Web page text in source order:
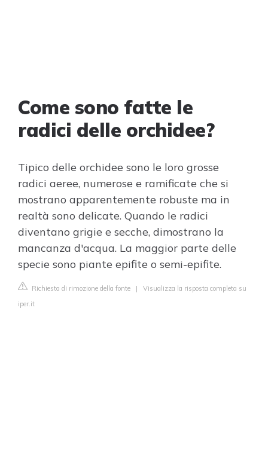
Come sono fatte le
radici delle orchidee?
Tipico delle orchidee sono le loro grosse
radici aeree, numerose e ramificate che si
mostrano apparentemente robuste ma in
realtà sono delicate. Quando le radici
diventano grigie e secche, dimostrano la
mancanza d'acqua. La maggior parte delle
specie sono piante epifite o semi-epifite.
Richiesta di rimozione della fonte | Visualizza la risposta completa su
iper.it